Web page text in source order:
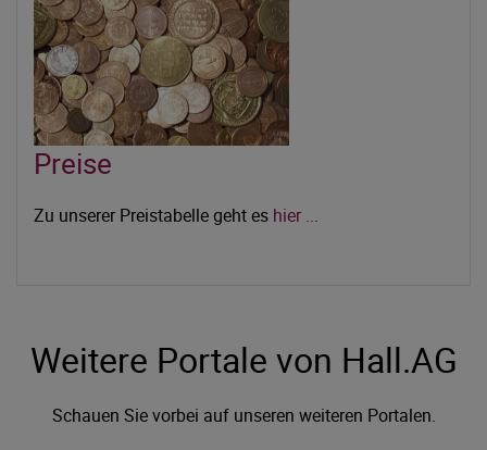
Preise
Zu unserer Preistabelle geht es hier ...
Weitere Portale von Hall.AG
Schauen Sie vorbei auf unseren weiteren Portalen.